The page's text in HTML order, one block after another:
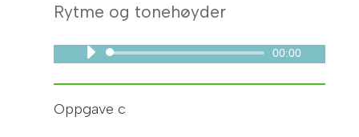
Rytme og tonehøyder
Lydavspiller 00:00
Oppgave c